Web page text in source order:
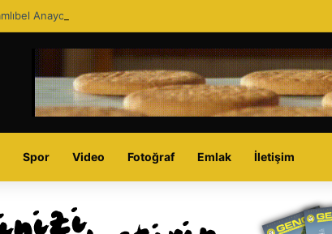
Anayolu’nda ölümlü trafik kazası: Turan Obalı yaşamını yitirdi!
Spor Video Fotoğraf Emlak İletişim